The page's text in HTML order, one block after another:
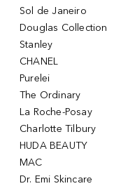
Sol de Janeiro
Douglas Collection
Stanley
CHANEL
Purelei
The Ordinary
La Roche-Posay
Charlotte Tilbury
HUDA BEAUTY
MAC
Dr. Emi Skincare